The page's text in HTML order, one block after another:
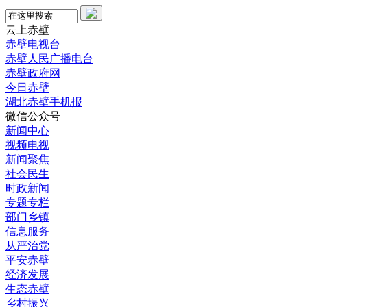
云上赤壁
赤壁电视台
赤壁人民广播电台
赤壁政府网
今日赤壁
湖北赤壁手机报
微信公众号
新闻中心
视频电视
新闻聚焦
社会民生
时政新闻
专题专栏
部门乡镇
信息服务
从严治党
平安赤壁
经济发展
生态赤壁
乡村振兴